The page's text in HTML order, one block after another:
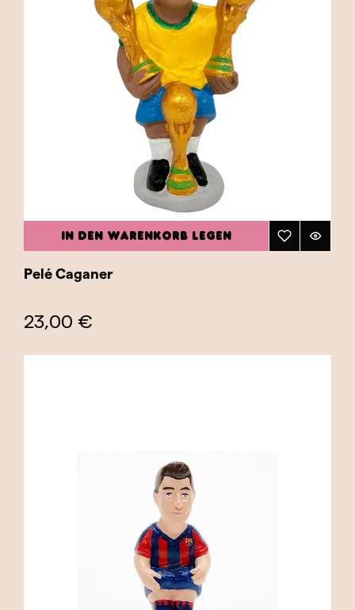
IN DEN WARENKORB LEGEN
Pelé Caganer
23,00 €